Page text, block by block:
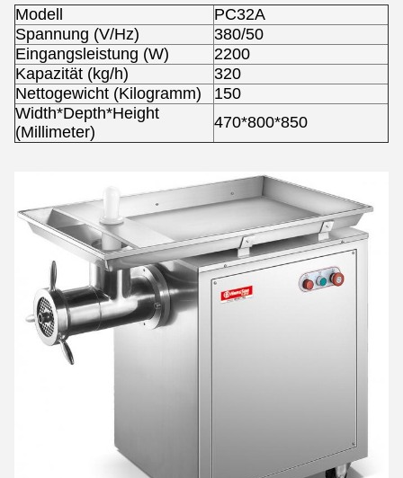
Modell
PC32A
Spannung (V/Hz)
380/50
Eingangsleistung (W)
2200
Kapazität (kg/h)
320
Nettogewicht (Kilogramm)
150
Width*Depth*Height
(Millimeter)
470*800*850